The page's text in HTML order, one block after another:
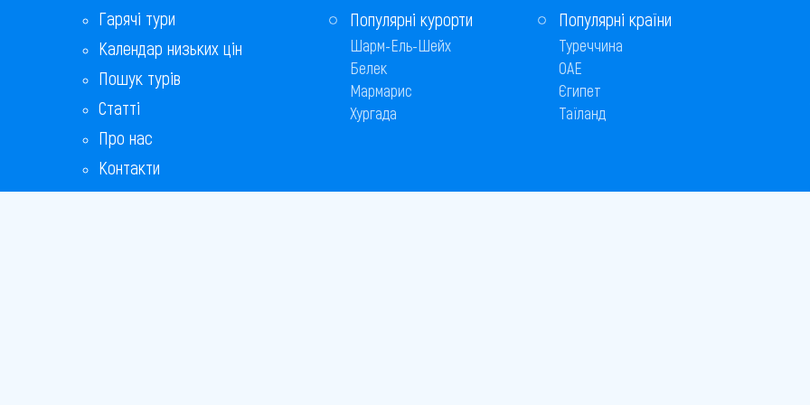
Гарячі тури
Календар низьких цін
Пошук турів
Статті
Про нас
Контакти
Бонусна програма
Популярні курорти
Шарм-Ель-Шейх
Белек
Мармарис
Хургада
Популярні країни
Туреччина
ОАЕ
Єгипет
Таїланд